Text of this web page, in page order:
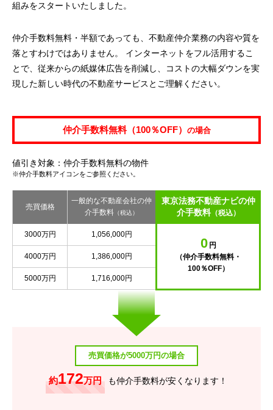
組みをスタートいたしました。
仲介手数料無料・半額であっても、不動産仲介業務の内容や質を
落とすわけではありません。 インターネットをフル活用するこ
とで、従来からの紙媒体広告を削減し、コストの大幅ダウンを実
現した新しい時代の不動産サービスとご理解ください。
仲介手数料無料（100％OFF） の場合
値引き対象：仲介手数料無料の物件
※仲介手数料アイコンをご参照ください。
売買価格
一般的な不動産会社の仲
介手数料 （税込）
東京法務不動産ナビの仲
介手数料（税込）
3000万円 1,056,000円
0 円
（仲介手数料無料・
100％OFF）
4000万円 1,386,000円
5000万円 1,716,000円
売買価格が5000万円の場合
約172万円 も仲介手数料が安くなります！